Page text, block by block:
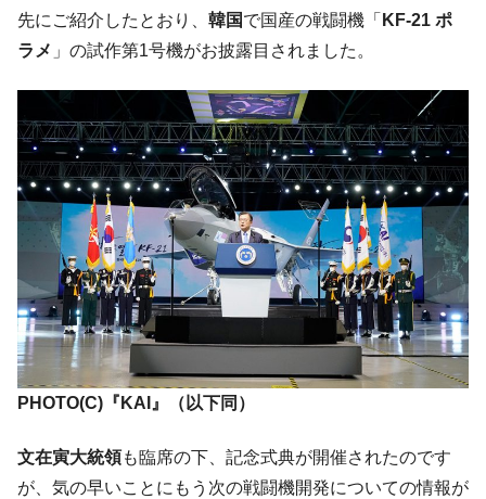
韓国「2026年07月の輸出入」絶好調。半導
体だけで410億ドル、輸出全体の41％もある
や、若者に起業させよう」⇒ どんな雇用対策だソレ。
『Money1』
【韓国の外貨準備】2026年07月は4,279億ド
ル。外平債の発行「19.4億ドル」
『Money1』
韓国「ここは北朝鮮なのか。選管がサーバ
ーにウソのデータを入力したのは明白だ」
『Money1』
韓国･李在明さっそく不動産対策で浅薄な発
言。
『Money1』
韓国は「中国と同じく」投資に不適格な国
だ。
『Money1』
『韓国銀行』が「金の保有量を増やしま
す」⇒「金を経由するドル入手」手段ではないのか？
ル」まで拡大 ⇒ 海外資金の動きに強く左右される状態
『Money1』
韓国･帰ってきた李在明。李在明を支持しな
先にご紹介したとおり、 韓国で国産の戦闘機「 KF-21 ポ
ラメ 」の試作第1号機がお披露目されました。
PHOTO(C)『KAI』（以下同）
文在寅大統領 も臨席の下、記念式典が開催されたのです
が、気の早いことにもう次の戦闘機開発についての情報が